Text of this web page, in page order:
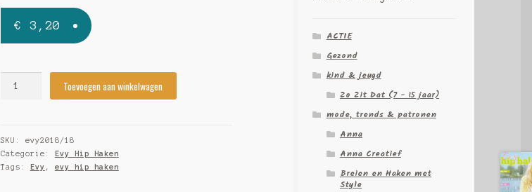
€ 3,20
quantity
Toevoegen aan winkelwagen
SKU: evy2018/18
Categorie:
Evy Hip Haken
Tags:
Evy , evy hip haken
ACTIE
Gezond
kind & jeugd
Zo Zit Dat (7 - 15 jaar)
mode, trends & patronen
Anna
Anna Creatief
Breien en Haken met
Style